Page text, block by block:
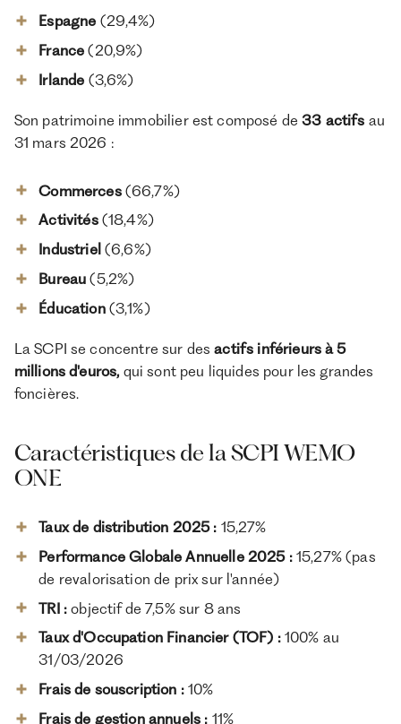
Espagne (29,4%)
France (20,9%)
Irlande (3,6%)
Son patrimoine immobilier est composé de33 actifs au
31 mars 2026 :
Commerces(66,7%)
Activités(18,4%)
Industriel (6,6%)
Bureau(5,2%)
Éducation (3,1%)
La SCPI se concentre sur des actifs inférieurs à 5
millions d'euros, qui sont peu liquides pour les grandes
foncières.
Caractéristiques de la SCPI WEMO
ONE
Taux de distribution 2025 : 15,27%
Performance Globale Annuelle 2025 : 15,27% (pas
de revalorisation de prix sur l'année)
TRI :objectif de 7,5% sur 8 ans
Taux d'Occupation Financier (TOF) : 100% au
31/03/2026
Frais de souscription :10%
Frais de gestion annuels : 11%